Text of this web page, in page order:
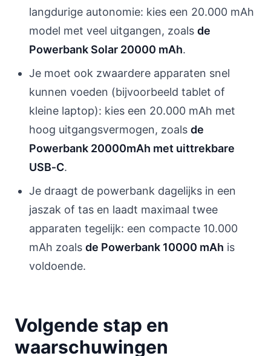
langdurige autonomie: kies een 20.000 mAh
model met veel uitgangen, zoals de
Powerbank Solar 20000 mAh.
Je moet ook zwaardere apparaten snel
kunnen voeden (bijvoorbeeld tablet of
kleine laptop): kies een 20.000 mAh met
hoog uitgangsvermogen, zoals de
Powerbank 20000mAh met uittrekbare
USB‑C.
Je draagt de powerbank dagelijks in een
jaszak of tas en laadt maximaal twee
apparaten tegelijk: een compacte 10.000
mAh zoals de Powerbank 10000 mAh is
voldoende.
Volgende stap en
waarschuwingen